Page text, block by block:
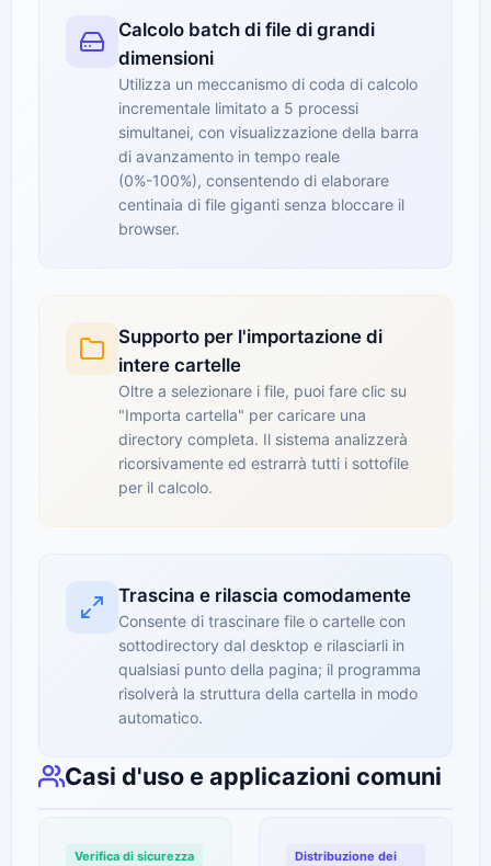
Calcolo batch di file di grandi
dimensioni
Utilizza un meccanismo di coda di calcolo
incrementale limitato a 5 processi
simultanei, con visualizzazione della barra
di avanzamento in tempo reale
(0%-100%), consentendo di elaborare
centinaia di file giganti senza bloccare il
browser.
Supporto per l'importazione di
intere cartelle
Oltre a selezionare i file, puoi fare clic su
"Importa cartella" per caricare una
directory completa. Il sistema analizzerà
ricorsivamente ed estrarrà tutti i sottofile
per il calcolo.
Trascina e rilascia comodamente
Consente di trascinare file o cartelle con
sottodirectory dal desktop e rilasciarli in
qualsiasi punto della pagina; il programma
risolverà la struttura della cartella in modo
automatico.
Casi d'uso e applicazioni comuni
Verifica di sicurezza
Distribuzione dei